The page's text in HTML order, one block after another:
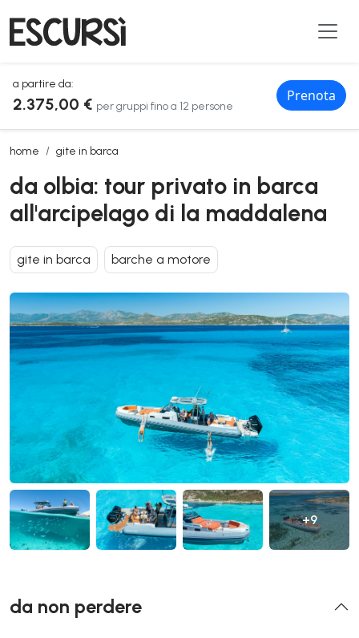
a partire da:
2.375,00 € per gruppi fino a 12 persone
Prenota
home gite in barca
da olbia: tour privato in barca all'arcipelago di la maddalena
da olbia: tour privato in barca
all'arcipelago di la maddalena
gite in barca barche a motore
+9
da non perdere